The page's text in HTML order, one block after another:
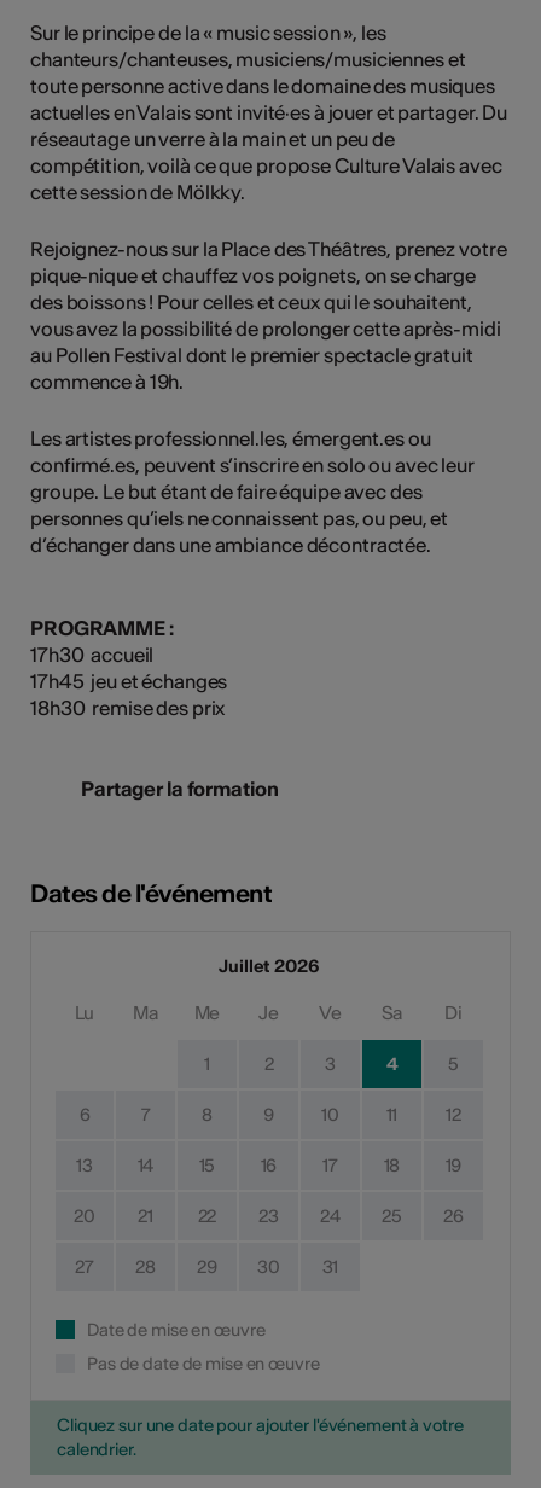
Sur le principe de la « music session », les
chanteurs/chanteuses, musiciens/musiciennes et
toute personne active dans le domaine des musiques
actuelles en Valais sont invité·es à jouer et partager. Du
réseautage un verre à la main et un peu de
compétition, voilà ce que propose Culture Valais avec
cette session de Mölkky.
Rejoignez-nous sur la Place des Théâtres, prenez votre
pique-nique et chauffez vos poignets, on se charge
des boissons ! Pour celles et ceux qui le souhaitent,
vous avez la possibilité de prolonger cette après-midi
au Pollen Festival dont le premier spectacle gratuit
commence à 19h.
Les artistes professionnel.les, émergent.es ou
confirmé.es, peuvent s’inscrire en solo ou avec leur
groupe. Le but étant de faire équipe avec des
personnes qu’iels ne connaissent pas, ou peu, et
d’échanger dans une ambiance décontractée.
PROGRAMME :
17h30 accueil
17h45 jeu et échanges
18h30 remise des prix
Partager la formation
Dates de l'événement
Juillet 2026
Lu Ma Me Je Ve Sa Di
1 2 3 4 5
6 7 8 9 10 11 12
13 14 15 16 17 18 19
20 21 22 23 24 25 26
27 28 29 30 31
Date de mise en œuvre
Pas de date de mise en œuvre
Cliquez sur une date pour ajouter l'événement à votre
calendrier.